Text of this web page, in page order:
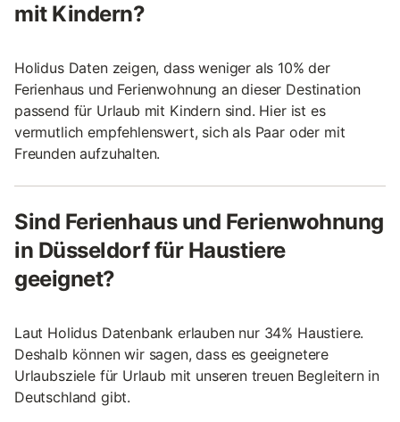
mit Kindern?
Holidus Daten zeigen, dass weniger als 10% der
Ferienhaus und Ferienwohnung an dieser Destination
passend für Urlaub mit Kindern sind. Hier ist es
vermutlich empfehlenswert, sich als Paar oder mit
Freunden aufzuhalten.
Sind Ferienhaus und Ferienwohnung
in Düsseldorf für Haustiere
geeignet?
Laut Holidus Datenbank erlauben nur 34% Haustiere.
Deshalb können wir sagen, dass es geeignetere
Urlaubsziele für Urlaub mit unseren treuen Begleitern in
Deutschland gibt.